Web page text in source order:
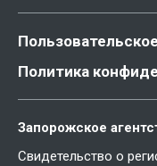
Политика
Запорожское
Свидетельство о